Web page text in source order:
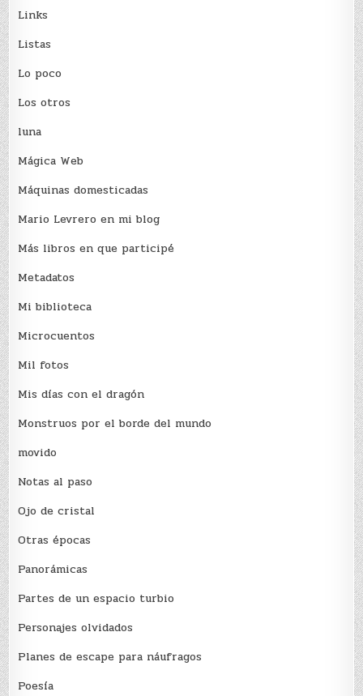
Links
Listas
Lo poco
Los otros
luna
Mágica Web
Máquinas domesticadas
Mario Levrero en mi blog
Más libros en que participé
Metadatos
Mi biblioteca
Microcuentos
Mil fotos
Mis días con el dragón
Monstruos por el borde del mundo
movido
Notas al paso
Ojo de cristal
Otras épocas
Panorámicas
Partes de un espacio turbio
Personajes olvidados
Planes de escape para náufragos
Poesía